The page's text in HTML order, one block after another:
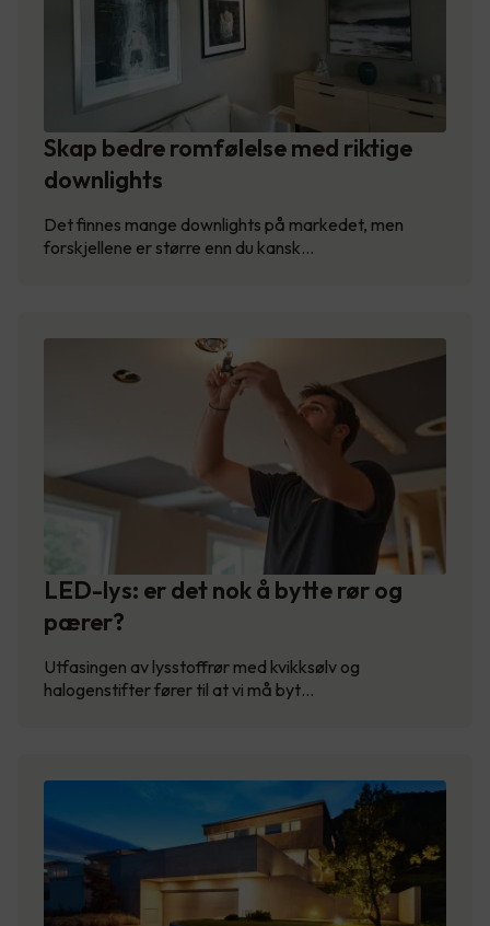
Skap bedre romfølelse med riktige
downlights
Det finnes mange downlights på markedet, men
forskjellene er større enn du kansk…
LED-lys: er det nok å bytte rør og
pærer?
Utfasingen av lysstoffrør med kvikksølv og
halogenstifter fører til at vi må byt…